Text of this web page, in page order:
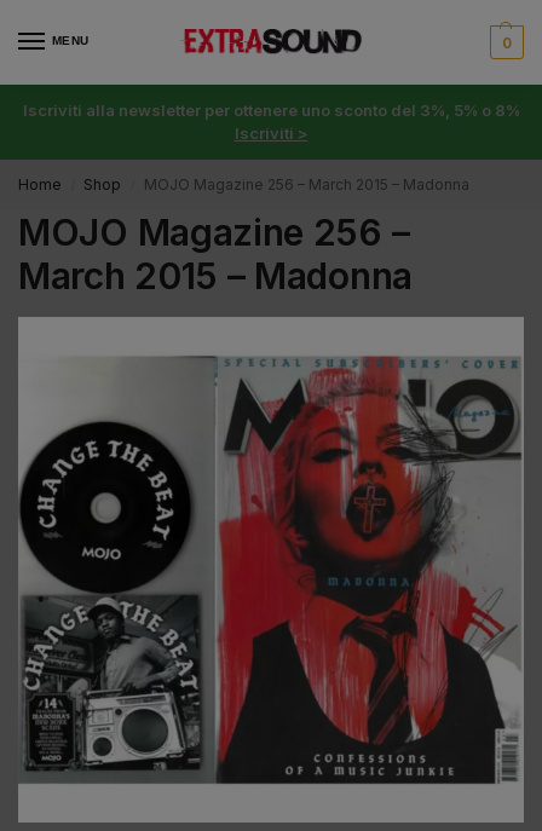
MENU 0
Iscriviti alla newsletter per ottenere uno sconto del 3%, 5% o 8%
Iscriviti >
Home Shop MOJO Magazine 256 – March 2015 – Madonna
MOJO Magazine 256 –
March 2015 – Madonna